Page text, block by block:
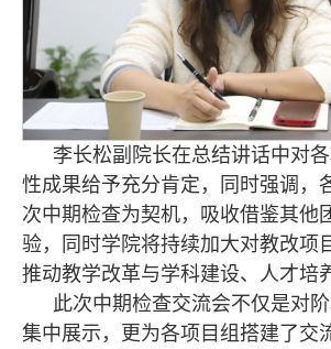
李长松副院长在总结讲话中对
性成果给予充分肯定，同时强调，
次中期检查为契机，吸收借鉴其他
验，同时学院将持续加大对教改项
推动教学改革与学科建设、人才培
此次中期检查交流会不仅是对
集中展示，更为各项目组搭建了交